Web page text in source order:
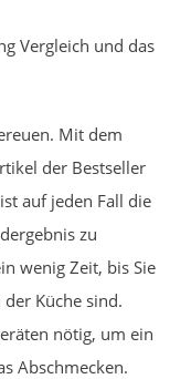
Vergleich und das
Mit dem
der Bestseller
auf jeden Fall die
zu
wenig Zeit, bis Sie
Küche sind.
nötig, um ein
Abschmecken.